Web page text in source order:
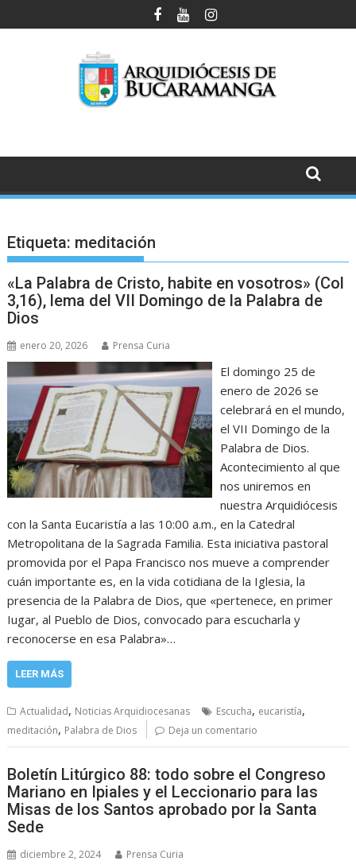
al
Etiqueta: meditación
«La Palabra de Cristo, habite en vosotros» (Col
3,16), lema del VII Domingo de la Palabra de
Dios
enero 20, 2026 Prensa Curia
El domingo 25 de
enero de 2026 se
celebrará en el mundo,
el VII Domingo de la
Palabra de Dios.
Acontecimiento al que
nos uniremos en
nuestra Arquidiócesis
con la Santa Eucaristía a las 10:00 a.m., en la Catedral
Metropolitana de la Sagrada Familia. Esta iniciativa pastoral
promovida por el Papa Francisco nos mueve a comprender
cuán importante es, en la vida cotidiana de la Iglesia, la
presencia de la Palabra de Dios, que «pertenece, en primer
Iugar, al Pueblo de Dios, convocado para escucharla y
reconocerse en esa Palabra»…
LEER MÁS
Actualidad, Noticias Arquidiocesanas Escucha, eucaristía,
meditación, Palabra de Dios Deja un comentario
Boletín Litúrgico 88: todo sobre el Congreso
Mariano en Ipiales y el Leccionario para las
Misas de los Santos aprobado por la Santa
Sede
diciembre 2, 2024 Prensa Curia